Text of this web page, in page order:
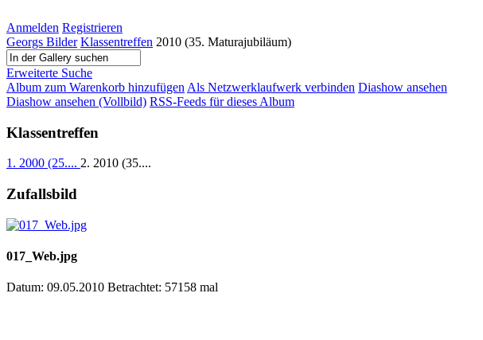
Anmelden Registrieren
Georgs Bilder Klassentreffen 2010 (35. Maturajubiläum)
Erweiterte Suche
Album zum Warenkorb hinzufügen Als Netzwerklaufwerk verbinden Diashow ansehen
Diashow ansehen (Vollbild) RSS-Feeds für dieses Album
Klassentreffen
1. 2000 (25.... 2. 2010 (35....
Zufallsbild
017_Web.jpg
Datum: 09.05.2010 Betrachtet: 57158 mal